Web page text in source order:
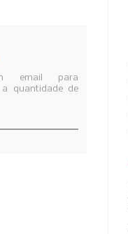
email para
a quantidade de